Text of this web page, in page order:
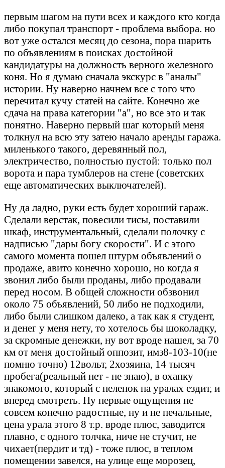
первым шагом на пути всех и каждого кто когда
либо покупал транспорт - проблема выбора. но
вот уже остался месяц до сезона, пора шарить
по объявлениям в поисках достойной
кандидатуры на должность верного железного
коня. Но я думаю сначала экскурс в "аналы"
истории. Ну наверно начнем все с того что
перечитал кучу статей на сайте. Конечно же
сдача на права категории "а", но все это и так
понятно. Наверно первый шаг который меня
толкнул на всю эту затею начало аренды гаража.
миленького такого, деревянный пол,
электричество, полностью пустой: только пол
ворота и пара тумблеров на стене (советских
еще автоматических выключателей).
Ну да ладно, руки есть будет хороший гараж.
Сделали верстак, повесили тисы, поставили
шкаф, инструментальный, сделали полочку с
надписью "дары богу скорости". И с этого
самого момента пошел штурм объявлений о
продаже, авито конечно хорошо, но когда я
звонил либо были проданы, либо продавали
перед носом. В общей сложности обзвонил
около 75 объявлений, 50 либо не подходили,
либо были слишком далеко, а так как я студент,
и денег у меня нету, то хотелось бы шоколадку,
за скромные денежки, ну вот вроде нашел, за 70
км от меня достойный оппозит, имз8-103-10(не
помню точно) 12вольт, 2хозяина, 14 тысяч
пробега(реальный нет - не знаю), в охапку
знакомого, который с пеленок на уралах ездит, и
вперед смотреть. Ну первые ощущения не
совсем конечно радостные, ну и не печальные,
цена урала этого 8 т.р. вроде плюс, заводится
плавно, с одного толчка, ниче не стучит, не
чихает(пердит и тд) - тоже плюс, в теплом
помещении завелся, на улице еще морозец,